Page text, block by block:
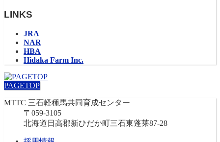
LINKS
JRA
NAR
HBA
Hidaka Farm Inc.
PAGETOP
MTTC 三石軽種馬共同育成センター
〒059-3105
北海道日高郡新ひだか町三石東蓬莱87-28